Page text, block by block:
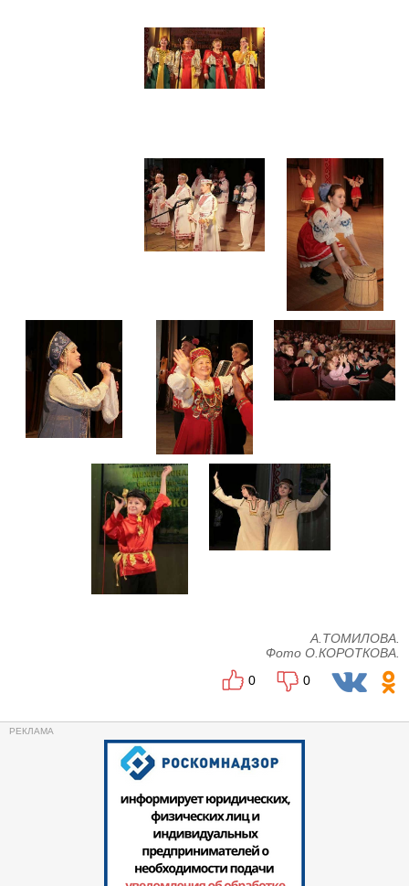
А.ТОМИЛОВА.
Фото О.КОРОТКОВА.
0
0